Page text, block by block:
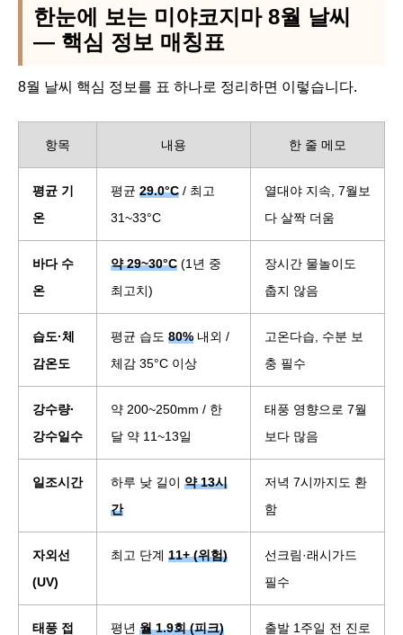
한눈에 보는 미야코지마 8월 날씨
— 핵심 정보 매칭표
8월 날씨 핵심 정보를 표 하나로 정리하면 이렇습니다.
항목 내용 한 줄 메모
평균 기
온
평균 29.0°C / 최고
31~33°C
열대야 지속, 7월보
다 살짝 더움
바다 수
온
약 29~30°C (1년 중
최고치)
장시간 물놀이도
춥지 않음
습도·체
감온도
평균 습도 80% 내외 /
체감 35°C 이상
고온다습, 수분 보
충 필수
강수량·
강수일수
약 200~250mm / 한
달 약 11~13일
태풍 영향으로 7월
보다 많음
일조시간 하루 낮 길이 약 13시
간
저녁 7시까지도 환
함
자외선
(UV)
최고 단계 11+ (위험)
선크림·래시가드
필수
태풍 접 평년 월 1.9회 (피크) 출발 1주일 전 진로